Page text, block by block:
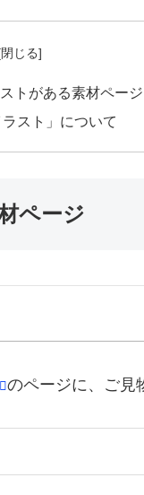
トがある素材ページ
ラスト」について
ページ
のページに、ご見